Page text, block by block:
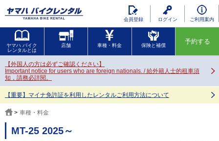
ご利用案内
ログイン
会員登録
ヤマハ バイク
レンタルとは
店舗 車種・料金 保険と補償
予約する
【外国人の方は必ずご確認ください】
Important notice for users who are foreign nationals. / 給外籍人士的租車須
知，請務必詳閱。
【重要】マイナ免許証を利用したレンタルご利用方法について
車種・料金
MT-25 2025～